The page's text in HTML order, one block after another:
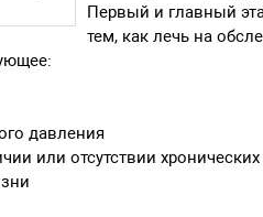
Первый и главный
тем, как лечь на
давления
или отсутствии